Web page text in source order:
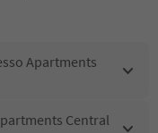
Apartments
Central